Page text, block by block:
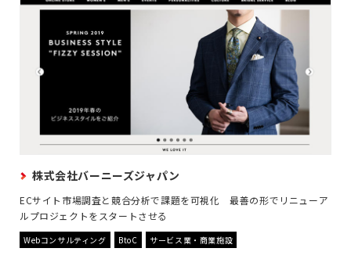
株式会社バーニーズジャパン
ECサイト市場調査と競合分析で課題を可視化 最善の形でリニューア
ルプロジェクトをスタートさせる
Webコンサルティング BtoC サービス業・商業施設